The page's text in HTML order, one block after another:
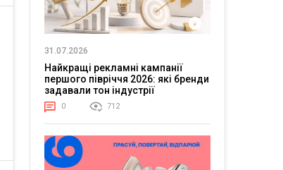
31.07.2026
Найкращі рекламні кампанії
першого півріччя 2026: які бренди
задавали тон індустрії
0 712